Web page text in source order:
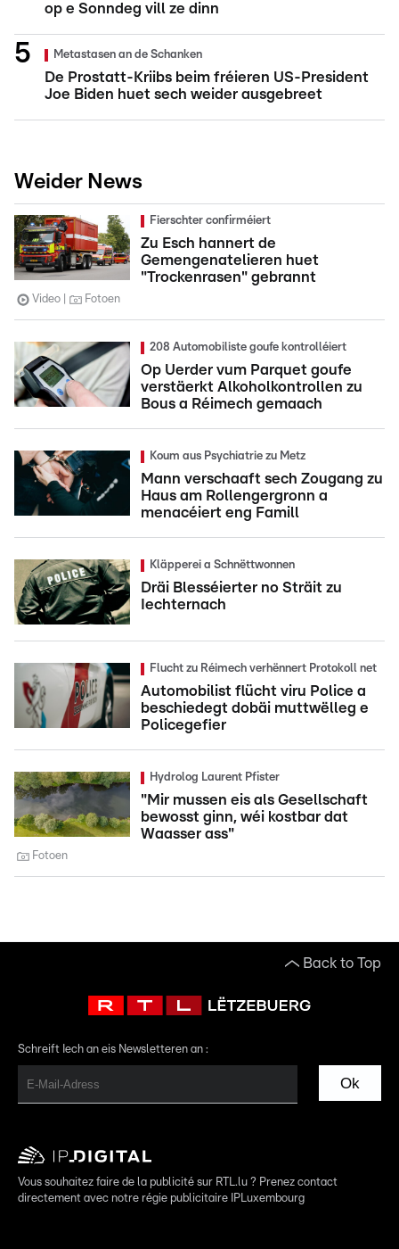
op e Sonndeg vill ze dinn
Metastasen an de Schanken
De Prostatt-Kriibs beim fréieren US-President
Joe Biden huet sech weider ausgebreet
Weider News
Fierschter confirméiert
Zu Esch hannert de
Gemengenatelieren huet
"Trockenrasen" gebrannt
Video Fotoen
208 Automobiliste goufe kontrolléiert
Op Uerder vum Parquet goufe
verstäerkt Alkoholkontrollen zu
Bous a Réimech gemaach
Koum aus Psychiatrie zu Metz
Mann verschaaft sech Zougang zu
Haus am Rollengergronn a
menacéiert eng Famill
Kläpperei a Schnëttwonnen
Dräi Blesséierter no Sträit zu
Iechternach
Flucht zu Réimech verhënnert Protokoll net
Automobilist flücht viru Police a
beschiedegt dobäi muttwëlleg e
Policegefier
Hydrolog Laurent Pfister
"Mir mussen eis als Gesellschaft
bewosst ginn, wéi kostbar dat
Waasser ass"
Fotoen
Back to Top
Schreift Iech an eis Newsletteren an :
Ok
Vous souhaitez faire de la publicité sur RTL.lu ? Prenez contact
directement avec notre régie publicitaire IPLuxembourg